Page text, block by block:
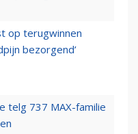
op terugwinnen
bezorgend’
telg 737 MAX-familie